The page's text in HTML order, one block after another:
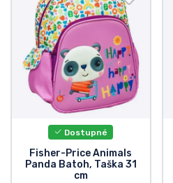
Dostupné
Fisher-Price Animals
Panda Batoh, Taška 31
cm